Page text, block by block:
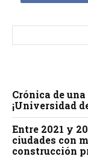
Crónica de
¡Universidad
Entre 2021 y
ciudades con
construcción